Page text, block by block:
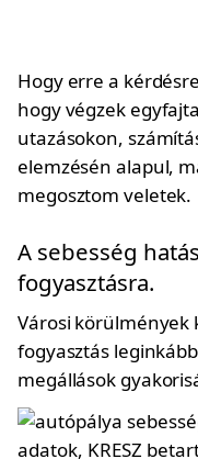
Hogy erre a
hogy végzek
utazásokon,
elemzésén alapul,
megosztom veletek.
A sebesség
fogyasztásra.
Városi körülmények
fogyasztás
megállások